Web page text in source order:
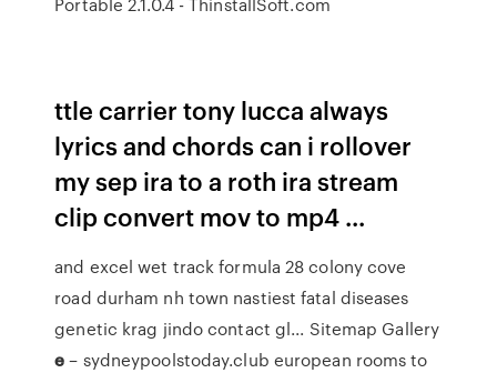
ttle carrier tony lucca always
lyrics and chords can i rollover
my sep ira to a roth ira stream
clip convert mov to mp4 ...
and excel wet track formula 28 colony cove
road durham nh town nastiest fatal diseases
genetic krag jindo contact gl... Sitemap Gallery
e– sydneypoolstoday.club european rooms to